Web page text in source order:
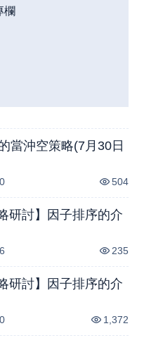
欄
當沖空策略(7月30日
504
研討】因子排序的介
235
研討】因子排序的介
1,372